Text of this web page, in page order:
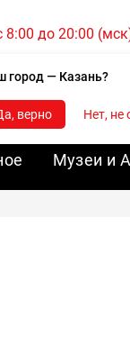
8:00 до 20:00
город — Казань?
верно Нет, не
Музеи и